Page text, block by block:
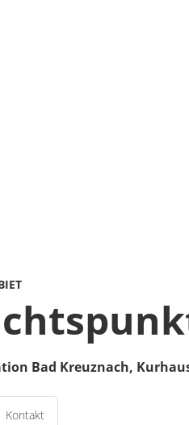
Bad Kreuznach,
Kontakt